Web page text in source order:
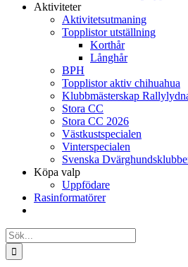
Aktiviteter
Aktivitetsutmaning
Topplistor utställning
Korthår
Långhår
BPH
Topplistor aktiv chihuahua
Klubbmästerskap
Stora CC
Stora CC 2026
Västkustspecialen
Vinterspecialen
Svenska
Köpa valp
Uppfödare
Rasinformatörer
Sök
efter: